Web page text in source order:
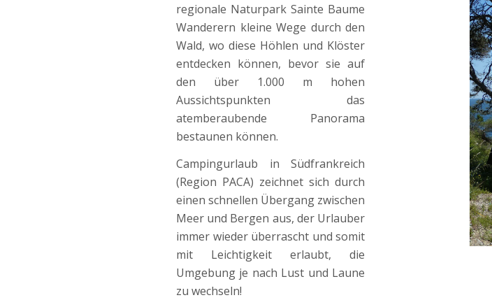
regionale Naturpark Sainte Baume
Wanderern kleine Wege durch den
Wald, wo diese Höhlen und Klöster
entdecken können, bevor sie auf
den über 1.000 m hohen
Aussichtspunkten das
atemberaubende Panorama
bestaunen können.
Campingurlaub in Südfrankreich
(Region PACA) zeichnet sich durch
einen schnellen Übergang zwischen
Meer und Bergen aus, der Urlauber
immer wieder überrascht und somit
mit Leichtigkeit erlaubt, die
Umgebung je nach Lust und Laune
zu wechseln!